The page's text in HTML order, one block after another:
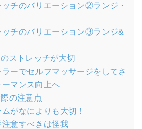
チのバリエーション②ランジ・
ッチのバリエーション③ランジ&
ストレッチが大切
ーでセルフマッサージをしてさ
マンス向上へ
の注意点
がなによりも大切！
意すべきは怪我